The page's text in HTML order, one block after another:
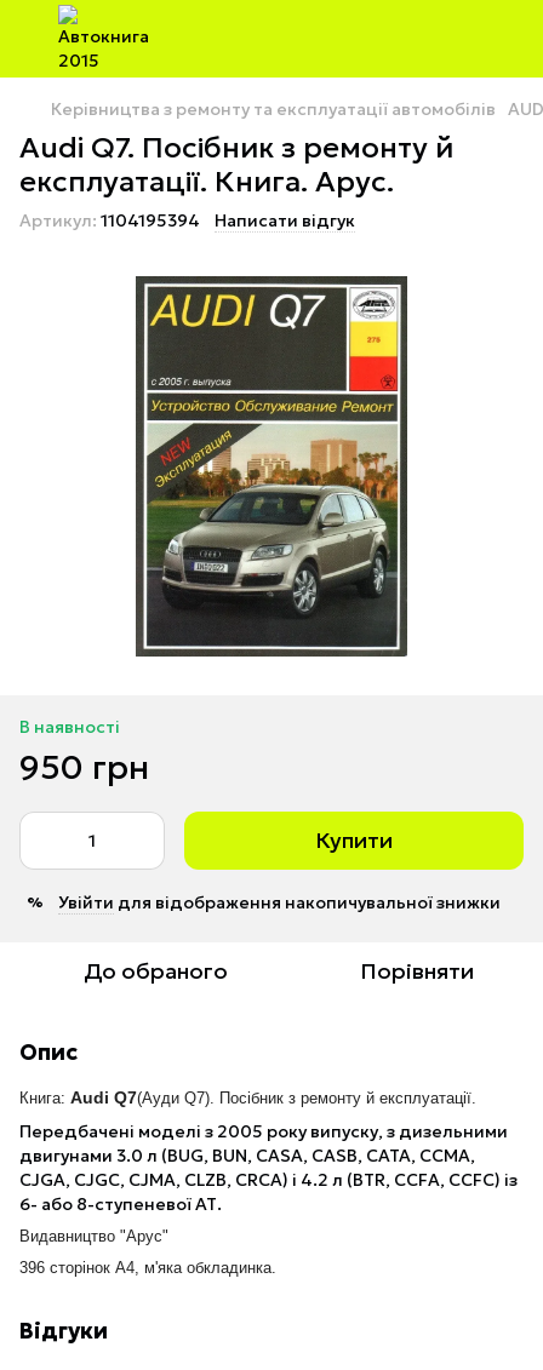
Керівництва з ремонту та експлуатації автомобілів
Audi Q7. Посібник з ремонту й
експлуатації. Книга. Арус.
Артикул: 1104195394 Написати відгук
В наявності
950 грн
Купити
% Увійти для відображення накопичувальної знижки
До обраного Порівняти
Опис
Книга: Audi Q7(Ауди Q7). Посібник з ремонту й експлуатації.
Передбачені моделі з 2005 року випуску, з дизельними
двигунами 3.0 л (BUG, BUN, CASA, CASB, CATA, CCMA,
CJGA, CJGC, CJMA, CLZB, CRCA) і 4.2 л (BTR, CCFA, CCFC) із
6- або 8-ступеневої АТ.
Видавництво "Арус"
396 сторінок А4, м'яка обкладинка.
Відгуки